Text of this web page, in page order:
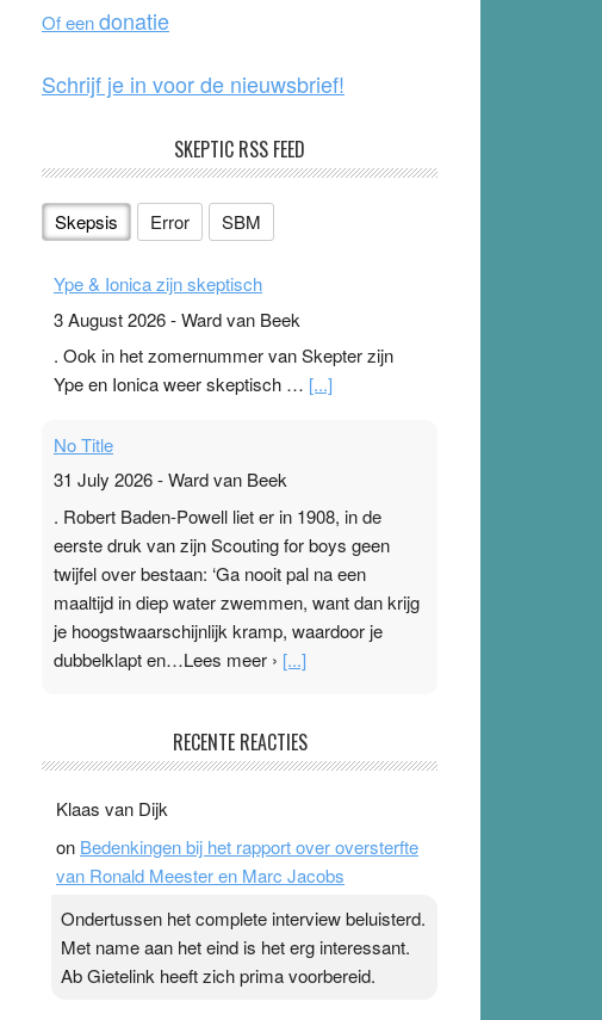
k
Of eendonatie
Schrijf je in voor de nieuwsbrief!
SKEPTIC RSS FEED
Skepsis Error SBM
Ype & Ionica zijn skeptisch
3 August 2026-Ward van Beek
. Ook in het zomernummer van Skepter zijn
Ype en Ionica weer skeptisch … [...]
No Title
31 July 2026-Ward van Beek
. Robert Baden-Powell liet er in 1908, in de
eerste druk van zijn Scouting for boys geen
twijfel over bestaan: ‘Ga nooit pal na een
maaltijd in diep water zwemmen, want dan krijg
je hoogstwaarschijnlijk kramp, waardoor je
dubbelklapt en…Lees meer › [...]
Ward van Beek
topsporters. Ze hopen ermee hun hartslag te
verlagen terwijl ze meer zuurstof opnemen.
Daarop heeft zo’n pleister geen effect. Maar het
zijn. Door…Lees meer Pleisterplakkers in de
topspsort › [...]
RECENTE REACTIES
Klaas van Dijk
on Bedenkingen bij het rapport over oversterfte
van Ronald Meester en Marc Jacobs
Ondertussen het complete interview beluisterd.
Met name aan het eind is het erg interessant.
Ab Gietelink heeft zich prima voorbereid.